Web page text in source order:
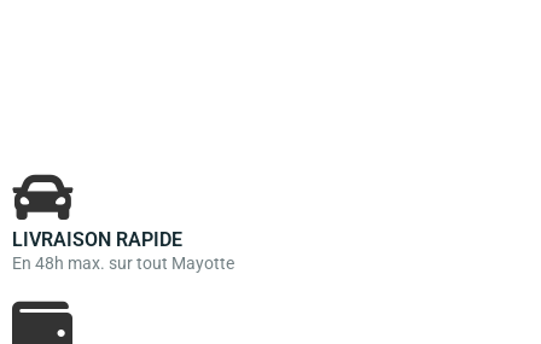
LIVRAISON RAPIDE
En 48h max. sur tout Mayotte